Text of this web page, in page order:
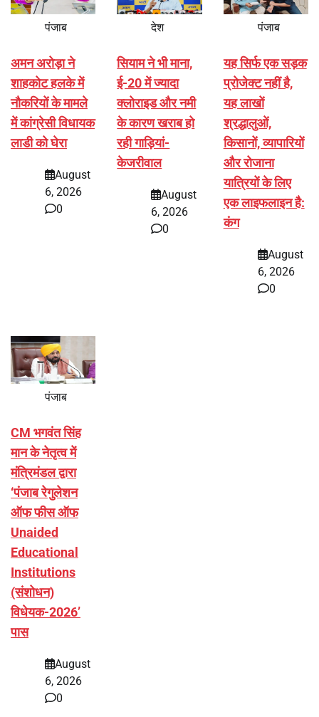
पंजाब
अमन अरोड़ा ने
शाहकोट हलके में
नौकरियों के मामले
में कांग्रेसी विधायक
लाडी को घेरा
August
6, 2026
0
देश
सियाम ने भी माना,
ई-20 में ज्यादा
क्लोराइड और नमी
के कारण खराब हो
रही गाड़ियां-
केजरीवाल
August
6, 2026
0
पंजाब
यह सिर्फ एक सड़क
प्रोजेक्ट नहीं है,
यह लाखों
श्रद्धालुओं,
किसानों, व्यापारियों
और रोजाना
यात्रियों के लिए
एक लाइफलाइन है:
कंग
August
6, 2026
0
पंजाब
CM भगवंत सिंह
मान के नेतृत्व में
मंत्रिमंडल द्वारा
‘पंजाब रेगुलेशन
ऑफ फीस ऑफ
Unaided
Educational
Institutions
(संशोधन)
विधेयक-2026’
पास
August
6, 2026
0